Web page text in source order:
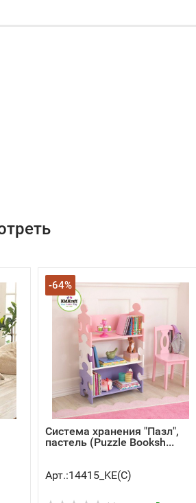
-64%
Система хранения "Пазл",
пастель (Puzzle Booksh...
Арт.:14415_KE(C)